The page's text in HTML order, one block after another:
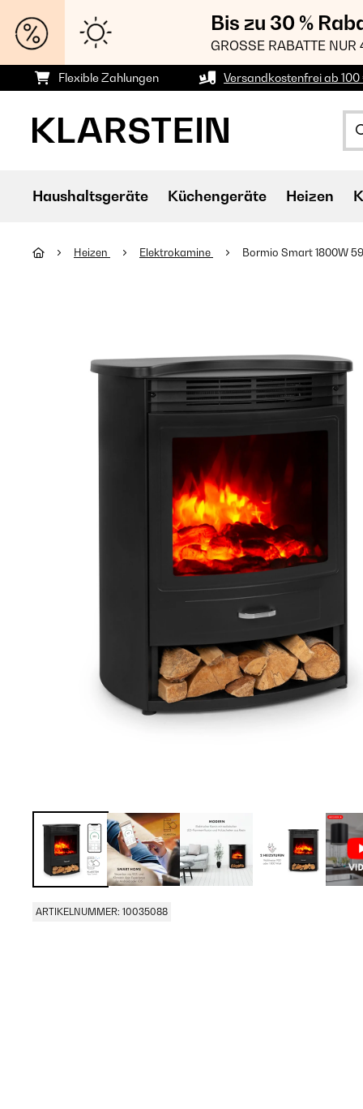
Bis zu 30 %
GROSSE RABATTE
Flexible Zahlungen Versandkostenfrei ab 100
Haushaltsgeräte Küchengeräte Heizen
Heizen Elektrokamine Bormio Smart 1800W
ARTIKELNUMMER: 10035088